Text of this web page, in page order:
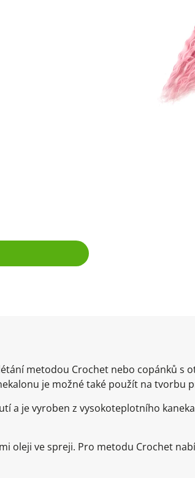
metodou Crochet nebo copánků s
je možné také použít na tvorbu
a je vyroben z vysokoteplotního
oleji ve spreji. Pro metodu Crochet